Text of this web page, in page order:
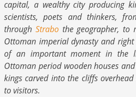
capital, a wealthy city producing
scientists, poets and thinkers,
through Strabothe geographer, to
Ottoman imperial dynasty and
of an important moment in
Ottoman period wooden houses
kings carved into the cliffs
to visitors.